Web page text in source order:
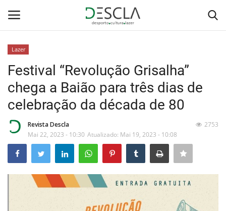
Home
Desporto
Lazer
Festival “Revolução Grisalha”
chega a Baião para três dias de
celebração da década de 80
Revista Descla
Mai 22, 2023 - 10:30 Atualizado: Mai 19, 2023 - 10:08
2753